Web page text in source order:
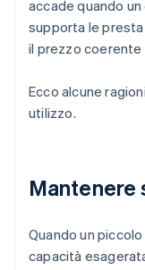
accade quando
supporta le
il prezzo coerente
Ecco alcune
utilizzo.
Mantenere
Quando un
capacità